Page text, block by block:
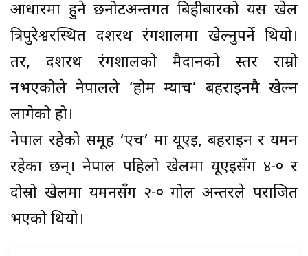
आधारमा हुने छनोटअन्तर्गत बिहीबारको यस खेल
त्रिपुरेश्वरस्थित दशरथ रंगशालमा खेल्नुपर्ने थियो।
तर, दशरथ रंगशालको मैदानको स्तर राम्रो
नभएकोले नेपालले ‘होम म्याच’ बहराइनमै खेल्न
लागेको हो।
नेपाल रहेको समूह ‘एच’ मा यूएई, बहराइन र यमन
रहेका छन्। नेपाल पहिलो खेलमा यूएईसँग ४-० र
दोस्रो खेलमा यमनसँग २-० गोल अन्तरले पराजित
भएको थियो।